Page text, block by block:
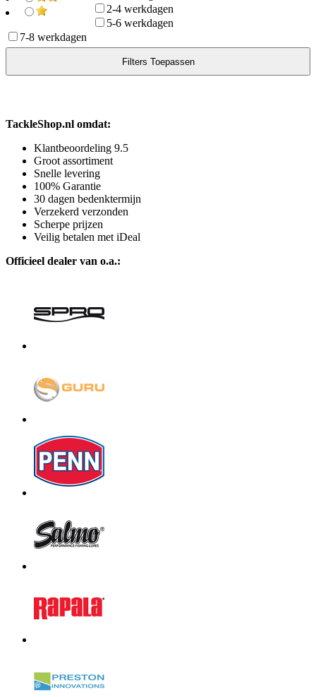
2-4 werkdagen
5-6 werkdagen
7-8 werkdagen
TackleShop.nl omdat:
Klantbeoordeling 9.5
Groot assortiment
Snelle levering
100% Garantie
30 dagen bedenktermijn
Verzekerd verzonden
Scherpe prijzen
Veilig betalen met iDeal
Officieel dealer van o.a.: